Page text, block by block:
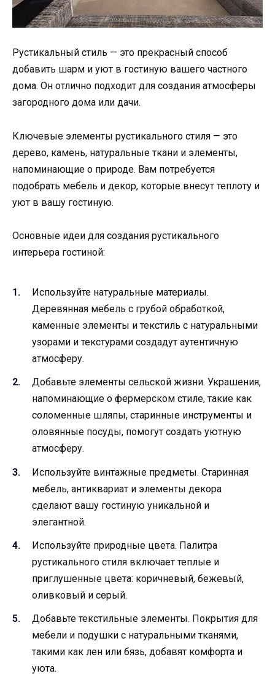
Рустикальный стиль — это прекрасный способ
добавить шарм и уют в гостиную вашего частного
дома. Он отлично подходит для создания атмосферы
загородного дома или дачи.
Ключевые элементы рустикального стиля — это
дерево, камень, натуральные ткани и элементы,
напоминающие о природе. Вам потребуется
подобрать мебель и декор, которые внесут теплоту и
уют в вашу гостиную.
Основные идеи для создания рустикального
интерьера гостиной:
Используйте натуральные материалы.
Деревянная мебель с грубой обработкой,
каменные элементы и текстиль с натуральными
узорами и текстурами создадут аутентичную
атмосферу.
Добавьте элементы сельской жизни. Украшения,
напоминающие о фермерском стиле, такие как
соломенные шляпы, старинные инструменты и
оловянные посуды, помогут создать уютную
атмосферу.
Используйте винтажные предметы. Старинная
мебель, антиквариат и элементы декора
сделают вашу гостиную уникальной и
элегантной.
Используйте природные цвета. Палитра
рустикального стиля включает теплые и
приглушенные цвета: коричневый, бежевый,
оливковый и серый.
Добавьте текстильные элементы. Покрытия для
мебели и подушки с натуральными тканями,
такими как лен или бязь, добавят комфорта и
уюта.